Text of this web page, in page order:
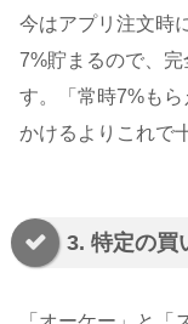
今はアプリ注文時
7%貯まるので、
す。「常時7%も
かけるよりこれで
3. 特定の買